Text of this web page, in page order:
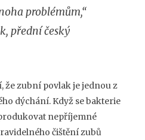
problémům,“
přední český
že zubní povlak je jednou z
dýchání. Když se bakterie
nepříjemné
čištění zubů